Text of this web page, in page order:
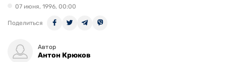
07 июня, 1996, 00:00
Поделиться
Автор
Антон Крюков